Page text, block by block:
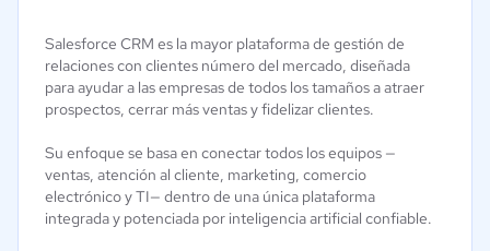
Salesforce CRM es la mayor plataforma de gestión de
relaciones con clientes número del mercado, diseñada
para ayudar a las empresas de todos los tamaños a atraer
prospectos, cerrar más ventas y fidelizar clientes.
Su enfoque se basa en conectar todos los equipos —
ventas, atención al cliente, marketing, comercio
electrónico y TI— dentro de una única plataforma
integrada y potenciada por inteligencia artificial confiable.